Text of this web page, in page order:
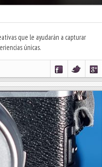
que le ayudarán a capturar
únicas.